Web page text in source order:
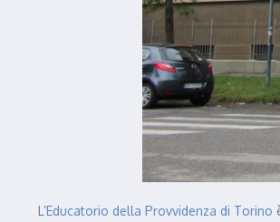
L’Educatorio della Provvidenza di Torino